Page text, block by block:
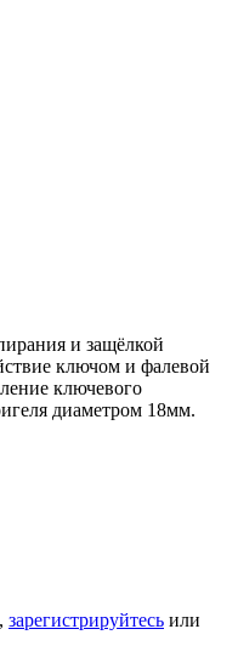
и защёлкой
ключом и фалевой
ключевого
диаметром 18мм.
зарегистрируйтесь или